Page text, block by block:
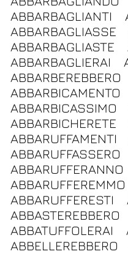
ABBARBAGLIANTI
ABBARBAGLIASSE
ABBARBAGLIASTE
ABBARBAGLIERAI
ABBARBEREBBERO
ABBARBICAMENTO
ABBARBICASSIMO
ABBARBICHERETE
ABBARUFFAMENTI
ABBARUFFASSERO
ABBARUFFERANNO
ABBARUFFEREMMO
ABBARUFFERESTI
ABBASTEREBBERO
ABBATUFFOLERAI
ABBELLEREBBERO